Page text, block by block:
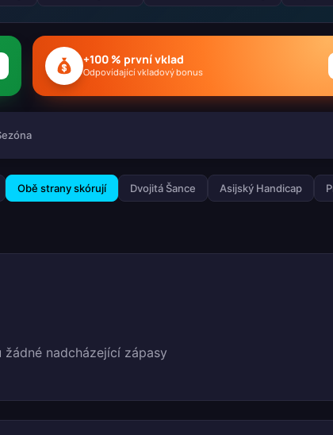
+100 % první vklad
Odpovídající vkladový bonus
Obě strany skórují Dvojitá Šance Asijský Handicap
nadcházející zápasy